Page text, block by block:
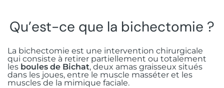
Qu’est-ce que la bichectomie ?
La bichectomie est une intervention chirurgicale
qui consiste à retirer partiellement ou totalement
les boules de Bichat, deux amas graisseux situés
dans les joues, entre le muscle masséter et les
muscles de la mimique faciale.